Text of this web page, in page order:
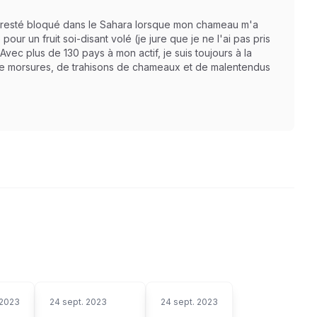
bloqué dans le Sahara lorsque mon chameau m'a
un fruit soi-disant volé (je jure que je ne l'ai pas pris
plus de 130 pays à mon actif, je suis toujours à la
de trahisons de chameaux et de malentendus
24 sept. 2023 24 sept. 2023